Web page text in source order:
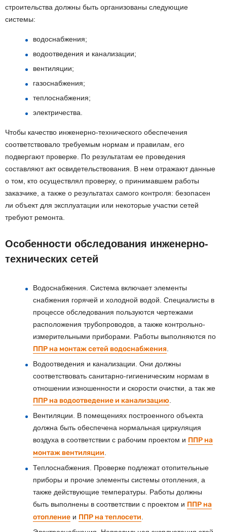
строительства должны быть организованы следующие
системы:
водоснабжения;
водоотведения и канализации;
вентиляции;
газоснабжения;
теплоснабжения;
электричества.
Чтобы качество инженерно-технического обеспечения
соответствовало требуемым нормам и правилам, его
подвергают проверке. По результатам ее проведения
составляют акт освидетельствования. В нем отражают данные
о том, кто осуществлял проверку, о принимавшем работы
заказчике, а также о результатах самого контроля: безопасен
ли объект для эксплуатации или некоторые участки сетей
требуют ремонта.
Особенности обследования инженерно-
технических сетей
Водоснабжения. Система включает элементы
снабжения горячей и холодной водой. Специалисты в
процессе обследования пользуются чертежами
расположения трубопроводов, а также контрольно-
измерительными приборами. Работы выполняются по
ППР на монтаж сетей водоснабжения.
Водоотведения и канализации. Они должны
соответствовать санитарно-гигиеническим нормам в
отношении изношенности и скорости очистки, а так же
ППР на водоотведение и канализацию.
Вентиляции. В помещениях построенного объекта
должна быть обеспечена нормальная циркуляция
воздуха в соответствии с рабочим проектом и ППР на
монтаж вентиляции.
Теплоснабжения. Проверке подлежат отопительные
приборы и прочие элементы системы отопления, а
также действующие температуры. Работы должны
быть выполнены в соответствии с проектом и ППР на
отопление и ППР на теплосети.